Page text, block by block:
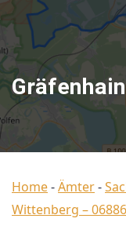
Home-Ämter-
Wittenberg – 06886